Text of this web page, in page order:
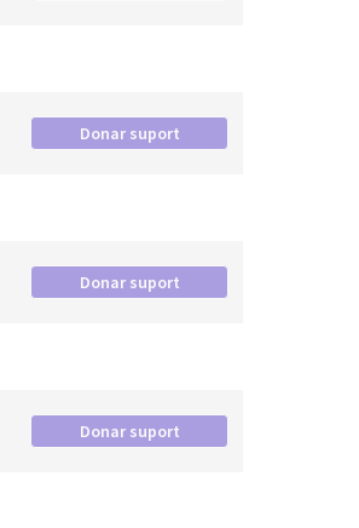
Donar suport
Donar suport
Donar suport